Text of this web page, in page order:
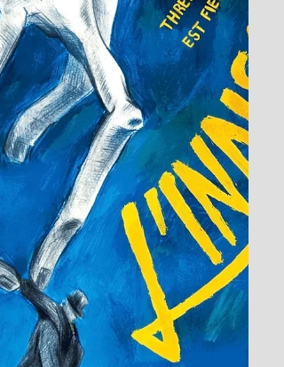
acteur, metteur en scène, ancien directeur
administratif du Théâtre de Lenche situé en
plein cœur historique de Marseille, donnait
une conférence sur le théâtre dans cette
ville depuis 1946 à nos jours. Maurice
Vinçon, né en 1938, est l'un des acteur